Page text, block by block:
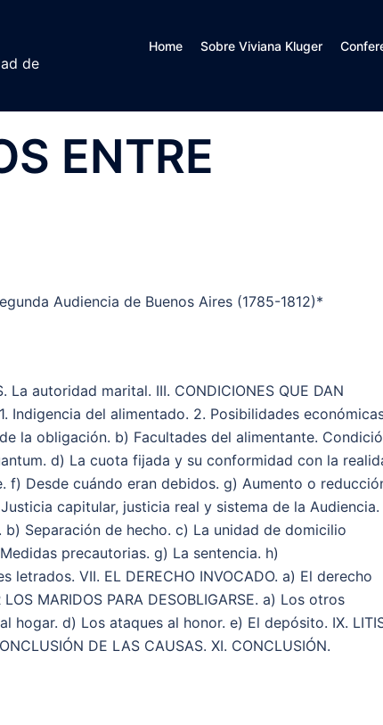
de
Home Sobre Viviana Kluger
ENTRE
Audiencia de Buenos Aires (1785-1812)*
La autoridad marital. III. CONDICIONES QUE DAN
Indigencia del alimentado. 2. Posibilidades
la obligación. b) Facultades del alimentante.
d) La cuota fijada y su conformidad con la
f) Desde cuándo eran debidos. g) Aumento o
capitular, justicia real y sistema de la Audiencia.
b) Separación de hecho. c) La unidad de domicilio
precautorias. g) La sentencia. h)
VII. EL DERECHO INVOCADO. a) El derecho
MARIDOS PARA DESOBLIGARSE. a) Los otros
hogar. d) Los ataques al honor. e) El depósito. IX.
DE LAS CAUSAS. XI. CONCLUSIÓN.